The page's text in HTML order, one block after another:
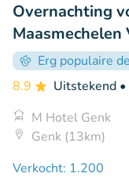
Overnachting
Erg populaire
8.9
Uitstekend
M Hotel Genk
Genk (13km)
Verkocht: 1.200